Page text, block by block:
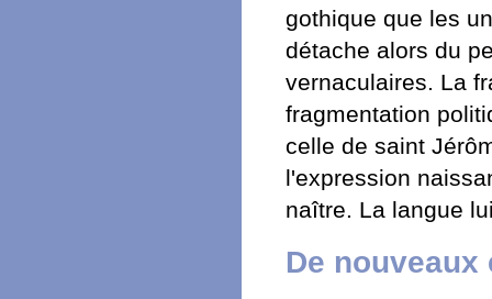
gothique que les
détache alors du
vernaculaires. La
fragmentation
celle de saint
l'expression
naître. La langue
De